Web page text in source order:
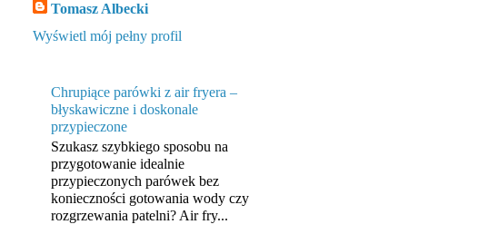
Tomasz Albecki
Wyświetl mój pełny profil
Chrupiące parówki z air fryera –
błyskawiczne i doskonale
przypieczone
Szukasz szybkiego sposobu na
przygotowanie idealnie
przypieczonych parówek bez
konieczności gotowania wody czy
rozgrzewania patelni? Air fry...